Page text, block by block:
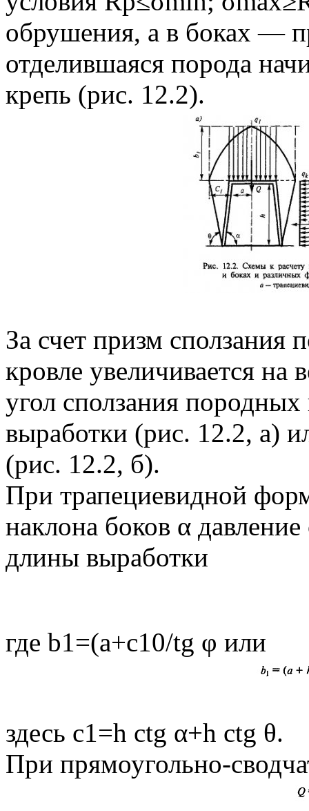
обрушения, а в боках —
отделившаяся порода
крепь (рис. 12.2).
За счет призм сползания
кровле увеличивается
угол сползания
выработки (рис. 12.2, а)
(рис. 12.2, б).
При трапециевидной
наклона боков α
длины выработки
где b1=(а+с10/tg φ или
здесь c1=h сtg α+h сtg θ.
При прямоугольно-